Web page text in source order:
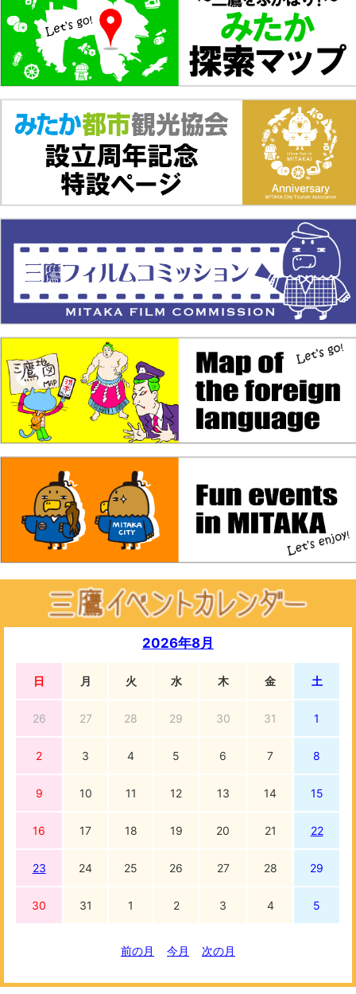
2026年8月
日 月 火 水 木 金 土
26 27 28 29 30 31 1
2 3 4 5 6 7 8
9 10 11 12 13 14 15
16 17 18 19 20 21 22
23 24 25 26 27 28 29
30 31 1 2 3 4 5
前の月 今月 次の月